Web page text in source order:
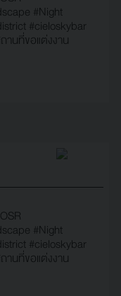
#Night
#cieloskybar
านที่ขอแต่งงาน
#Night
#cieloskybar
านที่ขอแต่งงาน